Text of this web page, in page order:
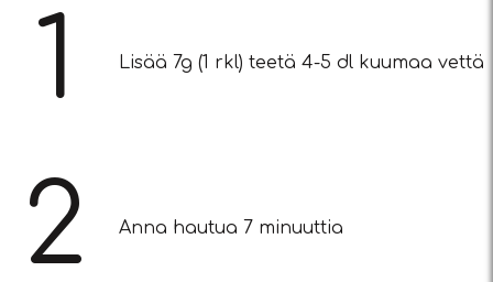
1 Lisää 7g (1 rkl) teetä 4-5 dl kuumaa vettä
2 Anna hautua 7 minuuttia